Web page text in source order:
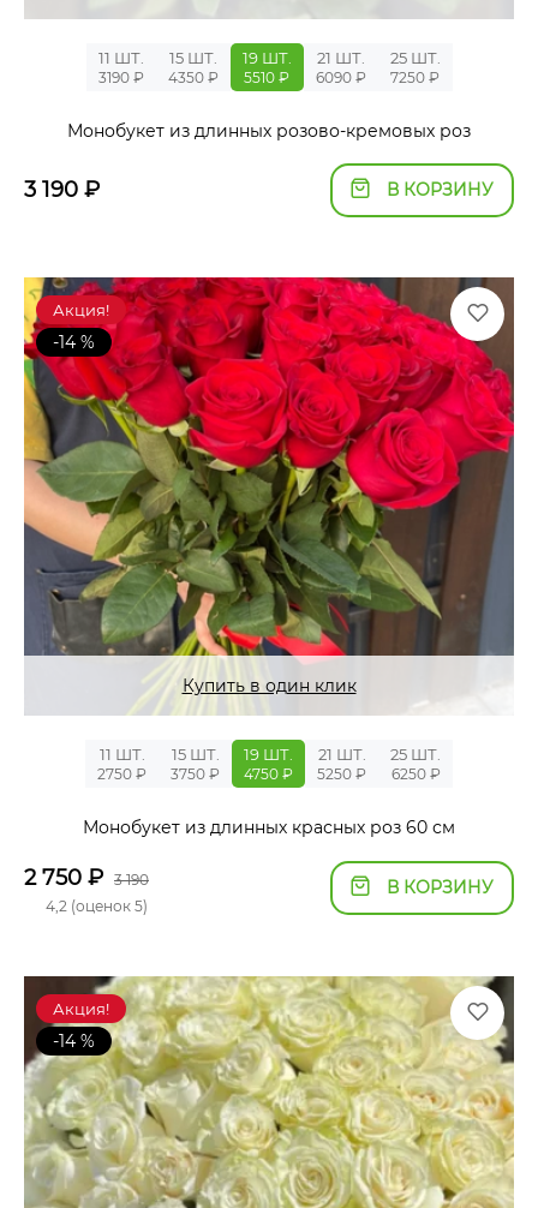
11 ШТ.
3190 ₽
15 ШТ.
4350 ₽
19 ШТ.
5510 ₽
21 ШТ.
6090 ₽
25 ШТ.
7250 ₽
Монобукет из длинных розово-кремовых роз
3 190 ₽ В КОРЗИНУ
Акция!
-14 %
Купить в один клик
11 ШТ.
2750 ₽
15 ШТ.
3750 ₽
19 ШТ.
4750 ₽
21 ШТ.
5250 ₽
25 ШТ.
6250 ₽
Монобукет из длинных красных роз 60 см
2 750 ₽ 3 190
4,2 (оценок 5)
В КОРЗИНУ
Акция!
-14 %